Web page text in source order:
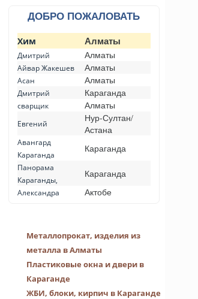
ДОБРО ПОЖАЛОВАТЬ
Хим Алматы
Дмитрий Алматы
Айвар Жакешев Алматы
Асан Алматы
Дмитрий Караганда
сварщик Алматы
Евгений
Нур-Султан/
Астана
Авангард
Караганда
Караганда
Панорама
Караганды,
Караганда
Александра Актобе
Металлопрокат, изделия из
металла в Алматы
Пластиковые окна и двери в
Караганде
ЖБИ, блоки, кирпич в Караганде